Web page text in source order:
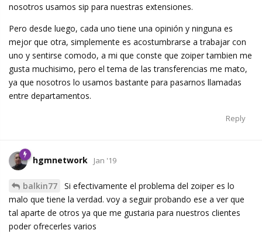
nosotros usamos sip para nuestras extensiones.
Pero desde luego, cada uno tiene una opinión y ninguna es
mejor que otra, simplemente es acostumbrarse a trabajar con
uno y sentirse comodo, a mi que conste que zoiper tambien me
gusta muchisimo, pero el tema de las transferencias me mato,
ya que nosotros lo usamos bastante para pasarnos llamadas
entre departamentos.
Reply
hgmnetwork Jan '19
balkin77
Si efectivamente el problema del zoiper es lo
malo que tiene la verdad. voy a seguir probando ese a ver que
tal aparte de otros ya que me gustaria para nuestros clientes
poder ofrecerles varios